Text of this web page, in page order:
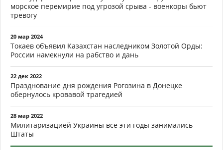
морское перемирие под угрозой срыва - военкоры бьют
тревогу
20 мар 2024
Токаев объявил Казахстан наследником Золотой Орды:
России намекнули на рабство и дань
22 дек 2022
Празднование дня рождения Рогозина в Донецке
обернулось кровавой трагедией
28 мар 2022
Милитаризацией Украины все эти годы занимались
Штаты